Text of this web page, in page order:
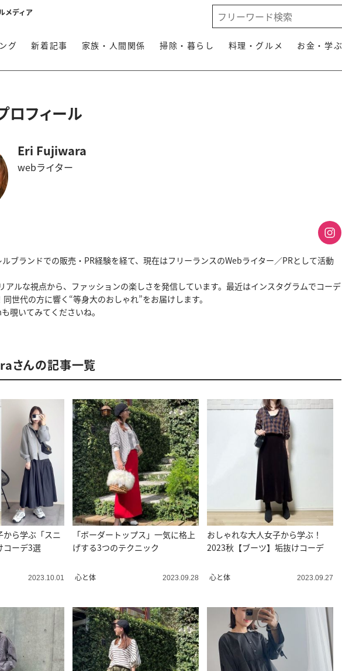
メディア
グ 新着記事 家族・人間関係 掃除・暮らし 料理・グルメ お金・学ぶ
ロフィール
Eri Fujiwara
webライター
ルブランドでの販売・PR経験を経て、現在はフリーランスのWebライター／PRとして活動
アルな視点から、ファッションの楽しさを発信しています。最近はインスタグラムでコーデ
世代の方に響く“等身大のおしゃれ”をお届けします。
覗いてみてくださいね。
さんの記事一覧
から学ぶ「スニ
コーデ3選
2023.10.01
「ボーダートップス」一気に格上
げする3つのテクニック
心と体 2023.09.28
おしゃれな大人女子から学ぶ！
2023秋【ブーツ】垢抜けコーデ
心と体 2023.09.27